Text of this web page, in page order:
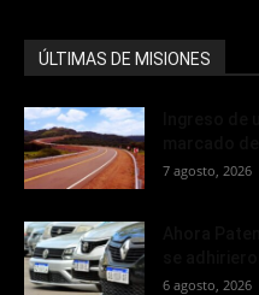
ÚLTIMAS DE MISIONES
7 agosto, 2026
6 agosto, 2026